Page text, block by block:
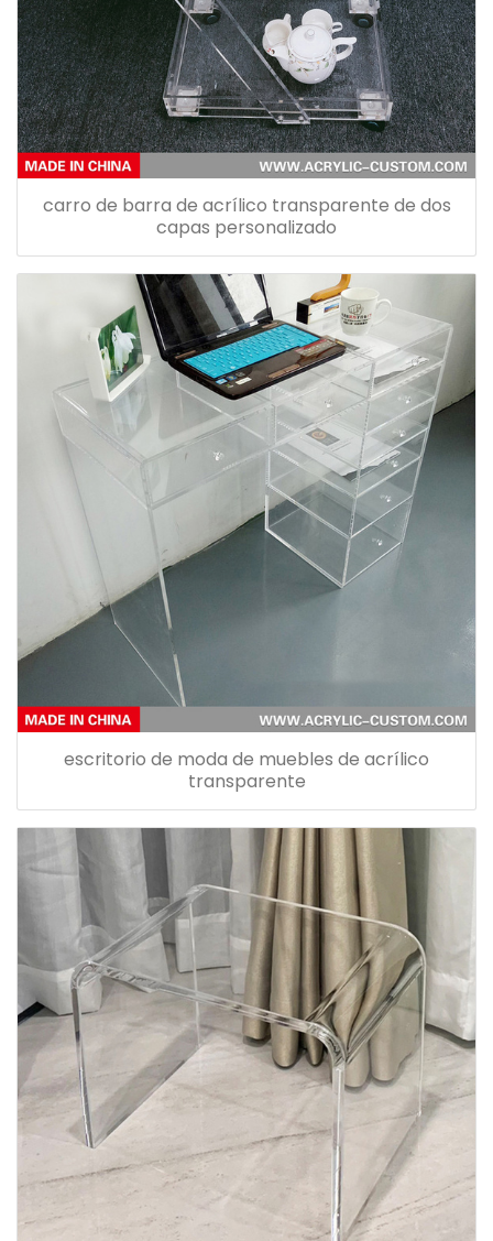
carro de barra de acrílico transparente de dos
capas personalizado
escritorio de moda de muebles de acrílico
transparente